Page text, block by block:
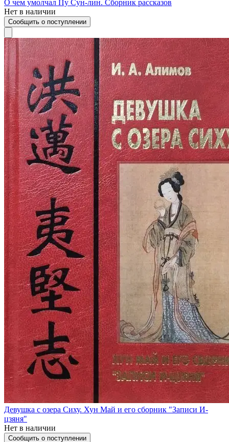
О чем умолчал Пу Сун-лин. Сборник рассказов
Нет в наличии
Сообщить о поступлении
Девушка с озера Сиху. Хун Май и его сборник "Записи И-
цзяня"
Нет в наличии
Сообщить о поступлении